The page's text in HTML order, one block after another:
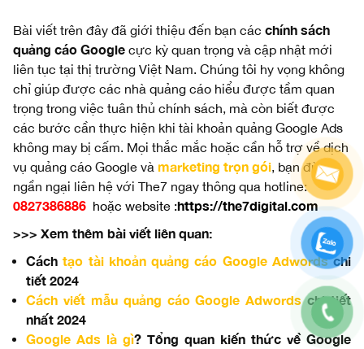
Bài viết trên đây đã giới thiệu đến bạn các chính sách
quảng cáo Google cực kỳ quan trọng và cập nhật mới
liên tục tại thị trường Việt Nam. Chúng tôi hy vọng không
chỉ giúp được các nhà quảng cáo hiểu được tầm quan
trọng trong việc tuân thủ chính sách, mà còn biết được
các bước cần thực hiện khi tài khoản quảng Google Ads
không may bị cấm. Mọi thắc mắc hoặc cần hỗ trợ về dịch
vụ quảng cáo Google và marketing trọn gói, bạn đừng
ngần ngại liên hệ với The7 ngay thông qua hotline:
0827386886 hoặc website :https://the7digital.com
>>> Xem thêm bài viết liên quan:
Cách tạo tài khoản quảng cáo Google Adwords chi
tiết 2024
Cách viết mẫu quảng cáo Google Adwordschi tiết
nhất 2024
Google Ads là gì? Tổng quan kiến thức về Google